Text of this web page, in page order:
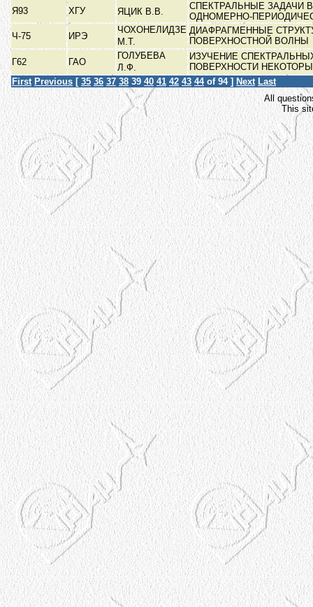
Я93
ХГУ ЯЦИК В.В.
СПЕКТРАЛЬНЫЕ ЗАДАЧИ
ОДНОМЕРНО-
Ч-75
ИРЭ
ЧОХОНЕЛИДЗЕ
М.Т.
ДИАФРАГМЕННЫЕ
ПОВЕРХНОСТНОЙ ВОЛНЫ
Г62
ГАО
ГОЛУБЕВА
Л.Ф.
ИЗУЧЕНИЕ
ПОВЕРХНОСТИ
First Previous [ 35 36 37 38 39 40 41 42 43 44of 94 ] Next Last
All
This